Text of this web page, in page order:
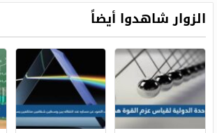
الزوار شاهدوا أيضاً